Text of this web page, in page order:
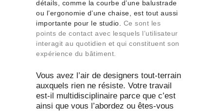
détails, comme la courbe d’une balustrade
ou l’ergonomie d’une chaise, est tout aussi
importante pour le studio.
Ce sont les
points de contact avec lesquels l’utilisateur
interagit au quotidien et qui constituent son
expérience du bâtiment.
Vous avez l’air de designers tout-terrain
auxquels rien ne résiste. Votre travail
est-il multidisciplinaire parce que c’est
ainsi que vous l’abordez ou êtes-vous